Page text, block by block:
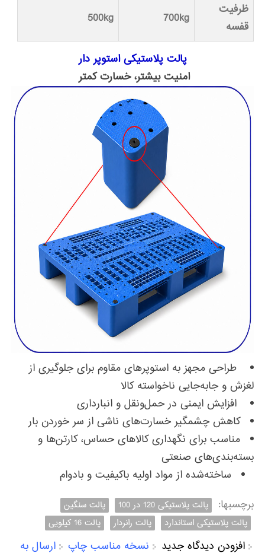
ظرفیت
قفسه
700kg
500kg
پالت پلاستیکی استوپر دار
امنیت بیشتر، خسارت کمتر
طراحی مجهز به استوپرهای مقاوم برای جلوگیری از
لغزش و جابه‌جایی ناخواسته کالا
افزایش ایمنی در حمل‌ونقل و انبارداری
کاهش چشمگیر خسارت‌های ناشی از سر خوردن بار
مناسب برای نگهداری کالاهای حساس، کارتن‌ها و
بسته‌بندی‌های صنعتی
ساخته‌شده از مواد اولیه باکیفیت و بادوام
برچسبها:
پالت پلاستیکی 120 در 100
پالت سنگین
پالت پلاستیکی استاندارد
پالت رانردار پالت 16 کیلویی
افزودن دیدگاه جدید نسخه مناسب چاپ ارسال به